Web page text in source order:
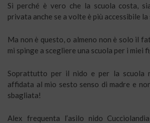
Sì perché è vero che la scuola costa,
privata anche se a volte è più accessibile la
Ma non è questo, o almeno non è solo il
mi spinge a scegliere una scuola per i miei
Soprattutto per il nido e per la scuola
affidata al mio sesto senso di madre e
sbagliata!
Alex frequenta l’asilo nido